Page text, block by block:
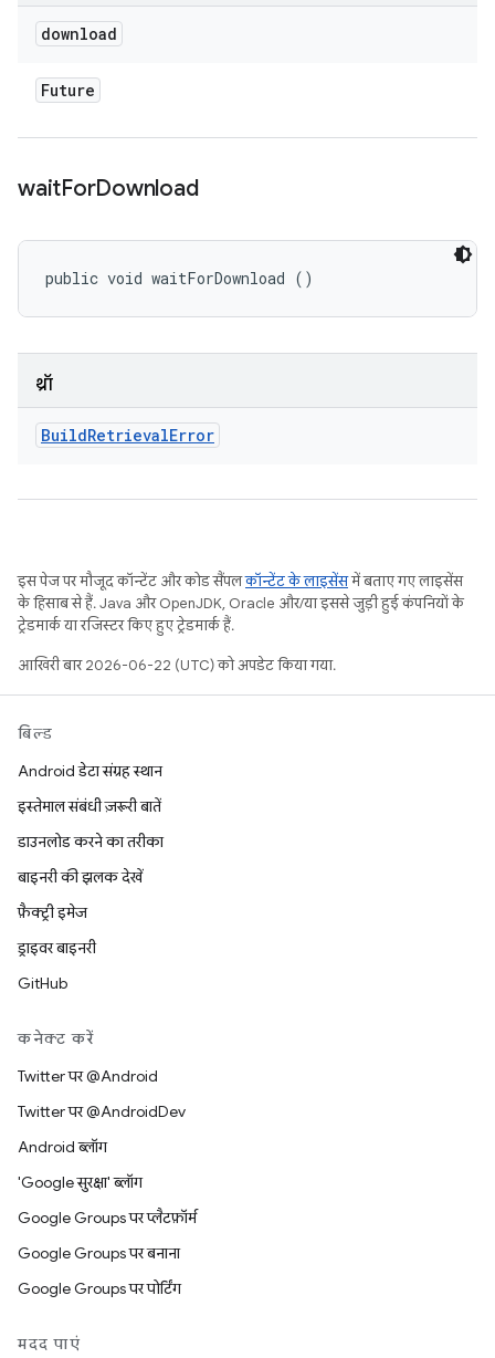
download
Future
waitForDownload
public void waitForDownload ()
थ्रॉ
BuildRetrievalError
इस पेज पर मौजूद कॉन्टेंट और कोड सैंपलकॉन्टेंट के लाइसेंसमें बताए गए लाइसेंस
के हिसाब से हैं. Java और OpenJDK, Oracle और/या इससे जुड़ी हुई कंपनियों के
ट्रेडमार्क या रजिस्टर किए हुए ट्रेडमार्क हैं.
आखिरी बार 2026-06-22 (UTC) को अपडेट किया गया.
बिल्ड
Android डेटा संग्रह स्थान
इस्तेमाल संबंधी ज़रूरी बातें
डाउनलोड करने का तरीका
बाइनरी की झलक देखें
फ़ैक्ट्री इमेज
ड्राइवर बाइनरी
GitHub
कनेक्ट करें
Twitter पर @Android
Twitter पर @AndroidDev
Android ब्लॉग
'Google सुरक्षा' ब्लॉग
Google Groups पर प्लैटफ़ॉर्म
Google Groups पर बनाना
Google Groups पर पोर्टिंग
मदद पाएं